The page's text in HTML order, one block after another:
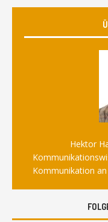
Hektor
Kommunikation